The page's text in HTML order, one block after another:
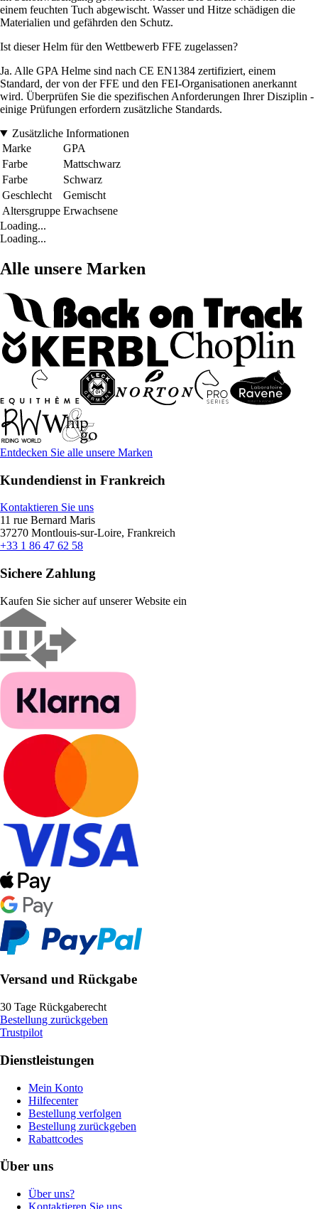
einem feuchten Tuch abgewischt. Wasser und Hitze schädigen die
Materialien und gefährden den Schutz.
Ist dieser Helm für den Wettbewerb FFE zugelassen?
Ja. Alle GPA Helme sind nach CE EN1384 zertifiziert, einem
Standard, der von der FFE und den FEI-Organisationen anerkannt
wird. Überprüfen Sie die spezifischen Anforderungen Ihrer Disziplin -
einige Prüfungen erfordern zusätzliche Standards.
Zusätzliche Informationen
Marke
GPA
Farbe
Mattschwarz
Farbe
Schwarz
Geschlecht
Gemischt
Altersgruppe Erwachsene
Loading...
Loading...
Alle unsere Marken
Entdecken Sie alle unsere Marken
Kundendienst in Frankreich
Kontaktieren Sie uns
11 rue Bernard Maris
37270 Montlouis-sur-Loire, Frankreich
+33 1 86 47 62 58
Sichere Zahlung
Kaufen Sie sicher auf unserer Website ein
Versand und Rückgabe
30 Tage Rückgaberecht
Bestellung zurückgeben
Trustpilot
Dienstleistungen
Mein Konto
Hilfecenter
Bestellung verfolgen
Bestellung zurückgeben
Rabattcodes
Über uns
Über uns?
Kontaktieren Sie uns